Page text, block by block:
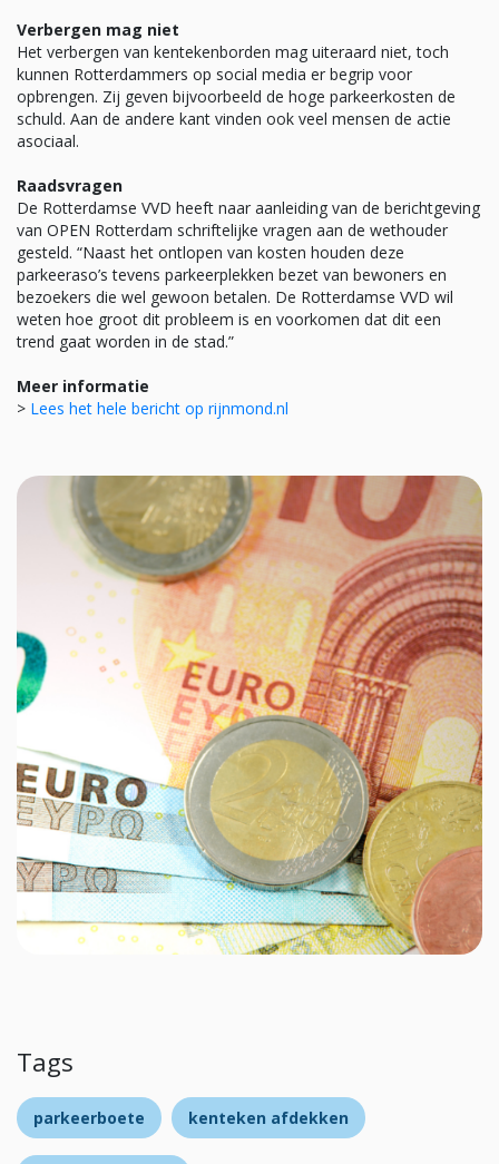
Verbergen mag niet
Het verbergen van kentekenborden mag uiteraard niet, toch
kunnen Rotterdammers op social media er begrip voor
opbrengen. Zij geven bijvoorbeeld de hoge parkeerkosten de
schuld. Aan de andere kant vinden ook veel mensen de actie
asociaal.
Raadsvragen
De Rotterdamse VVD heeft naar aanleiding van de berichtgeving
van OPEN Rotterdam schriftelijke vragen aan de wethouder
gesteld. “Naast het ontlopen van kosten houden deze
parkeeraso’s tevens parkeerplekken bezet van bewoners en
bezoekers die wel gewoon betalen. De Rotterdamse VVD wil
weten hoe groot dit probleem is en voorkomen dat dit een
trend gaat worden in de stad.”
Meer informatie
> Lees het hele bericht op rijnmond.nl
Tags
parkeerboete kenteken afdekken